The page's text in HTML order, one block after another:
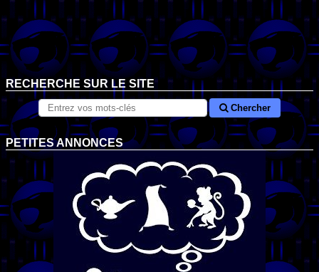
RECHERCHE SUR LE SITE
Chercher
PETITES ANNONCES